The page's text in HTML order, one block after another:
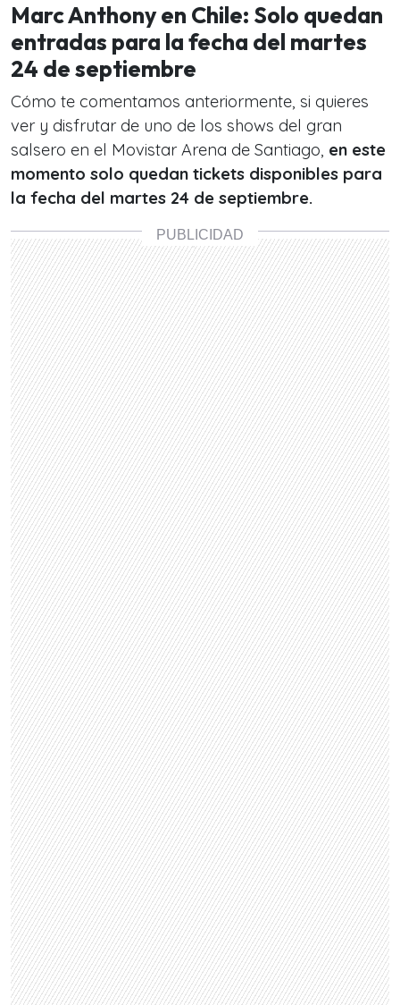
Marc Anthony en Chile: Solo quedan
entradas para la fecha del martes
24 de septiembre
Cómo te comentamos anteriormente, si quieres
ver y disfrutar de uno de los shows del gran
salsero en el Movistar Arena de Santiago, en este
momento solo quedan tickets disponibles para
la fecha del martes 24 de septiembre.